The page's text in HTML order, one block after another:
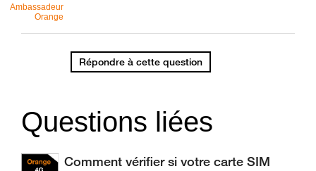
Ambassadeur
Orange
Répondre à cette question
Questions liées
Comment vérifier si votre carte SIM